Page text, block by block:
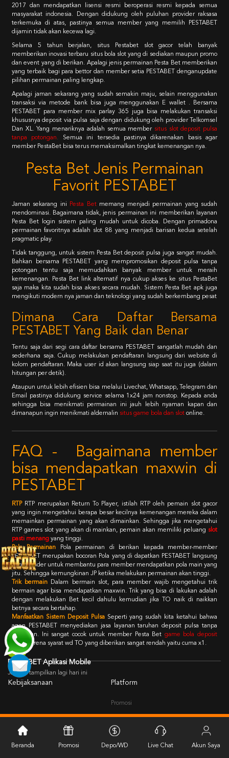
PESTABET Aplikasi Mobile
Jangan tampilkan lagi hari ini
2017 dan mendapatkan lisensi resmi beroperasi resmi kepada semua
masyarakat indonesia. Dengan didukung oleh puluhan provider raksasa
terkemuka di atas, pastinya semua member yang memilih PESTABET
dijamin tidak akan kecewa lagi.
Selama 5 tahun berjalan, situs Pestabet slot gacor telah banyak
memberikan inovasi terbaru situs bola slot yang di sediakan maupun promo
dan event yang di berikan. Apalagi jenis permainan Pesta Bet memberikan
yang terbaik bagi para bettor dan member setia PESTABET denganupdate
pilihan permainan paling lengkap.
Apalagi jaman sekarang yang sudah semakin maju, selain menggunakan
transaksi via metode bank bisa juga menggunakan E wallet . Bersama
PESTABET para member mix parlay 365 juga bisa melakukan transaksi
khususnya deposit via pulsa saja dengan didukung oleh provider Telkomsel
Dan XL. Yang menariknya adalah semua member situs slot deposit pulsa
tanpa potongan.
Semua ini tersedia pastinya dikarenakan basis agar
member PestaBet bisa terus memaksimalkan tingkat kemenangan nya.
Pesta Bet Jenis Permainan
Favorit PESTABET
Jaman sekarang ini Pesta Bet memang menjadi permainan yang sudah
mendominasi. Bagaimana tidak, jenis permainan ini memberikan layanan
Pesta Bet login sistem paling mudah untuk dicoba. Dengan primadona
permainan favoritnya adalah slot 88 yang menjadi barisan kedua setelah
pragmatic play.
Tidak tanggung, untuk sistem Pesta Bet deposit pulsa juga sangat mudah.
Bahkan bersama PESTABET yang mempromosikan deposit pulsa tanpa
potongan tentu saja memudahkan banyak member untuk meraih
kemenangan. Pesta Bet link alternatif nya cukup akses ke situs PestaBet
saja maka kita sudah bisa akses secara mudah. Sistem Pesta Bet apk juga
mengikuti modern nya jaman dan teknologi yang sudah berkembang pesat
Dimana Cara Daftar Bersama
PESTABET Yang Baik dan Benar
Tentu saja dari segi cara daftar bersama PESTABET sangatlah mudah dan
sederhana saja. Cukup melakukan pendaftaran langsung dari website di
kolom pendaftaran. Maka user id akan langsung siap saat itu juga (dalam
hitungan per detik).
Ataupun untuk lebih efisien bisa melalui Livechat, Whatsapp, Telegram dan
Email pastinya didukung service selama 1x24 jam nonstop. Kepada anda
sehingga bisa menikmati permainan ini jauh lebih nyaman kapan dan
dimanapun ingin menikmati aldernalin situs game bola dan slot online.
FAQ - Bagaimana member
bisa mendapatkan maxwin di
PESTABET
RTP RTP merupakan Return To Player, istilah RTP oleh pemain slot gacor
yang ingin mengetahui berapa besar kecilnya kemenangan mereka dalam
memainkan permainan yang akan dimainkan. Sehingga jika mengetahui
RTP games slot yang akan di mainkan, pemain akan memiliki peluang slot
pasti menang yang tinggi.
Pola Permainan
Pola permainan di berikan kepada member-member
PESTABET merupakan bocoran Pola yang di dapatkan PESTABET langsung
dari provider untuk membantu para member mendapatkan pola main yang
jitu. Sehingga kemungkinan JP ketika melakukan permainan akan tinggi.
Trik bermain
Dalam bermain slot, para member wajib mengetahui trik
bermain agar bisa mendapatkan maxwin. Trik yang bisa di lakukan adalah
dengan melakukan Bet kecil dahulu kemudian jika TO naik di naikkan
betnya secara bertahap.
Manfaatkan Sistem Deposit Pulsa Seperti yang sudah kita ketahui bahwa
agen PESTABET menyediakan jasa layanan taruhan deposit pulsa tanpa
potongan. Ini sangat cocok untuk member Pesta Bet game bola deposit
pulsa
karena syarat wd TO yang diberikan sangat rendah yaitu cuma x1.
Kebijaksanaan Platform
Promosi
Kategori Dukungan
Beranda Promosi Depo/WD Live Chat Akun Saya